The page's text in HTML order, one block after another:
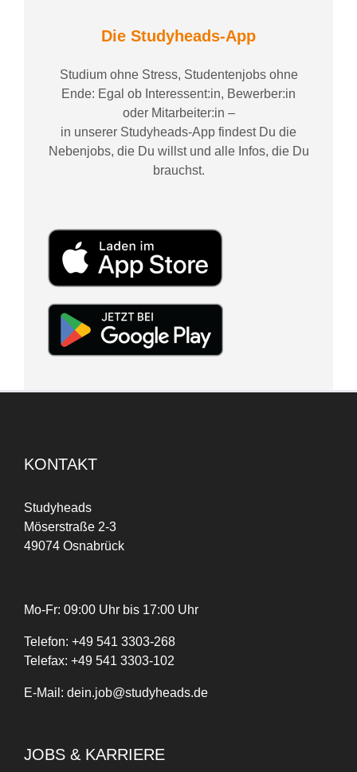
Die Studyheads-App
Studium ohne Stress, Studentenjobs ohne
Ende: Egal ob Interessent:in, Bewerber:in
oder Mitarbeiter:in –
in unserer Studyheads-App findest Du die
Nebenjobs, die Du willst und alle Infos, die Du
brauchst.
KONTAKT
Studyheads
Möserstraße 2-3
49074 Osnabrück
Mo-Fr: 09:00 Uhr bis 17:00 Uhr
Telefon: +49 541 3303-268
Telefax: +49 541 3303-102
E-Mail: dein.job@studyheads.de
JOBS & KARRIERE